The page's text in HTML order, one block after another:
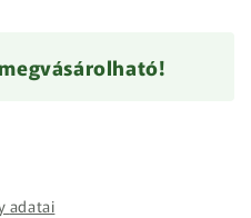
Teakereskedés és átvevőhely adatai